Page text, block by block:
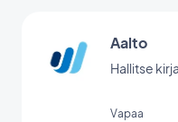
Aalto
Hallitse
Vapaa